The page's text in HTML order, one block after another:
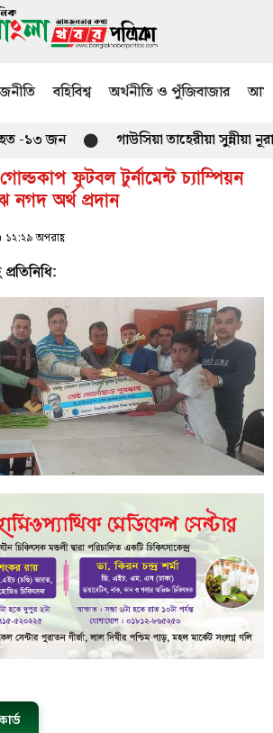
বহিবিশ্ব অর্থনীতি ও পুঁজিবাজার
জন গাউসিয়া তাহেরীয়া সুন্নীয়া নূরানী
ফুটবল টুর্নামেন্ট চ্যাম্পিয়ন
নগদ অর্থ প্রদান
১২:২৯ অপরাহ্ণ